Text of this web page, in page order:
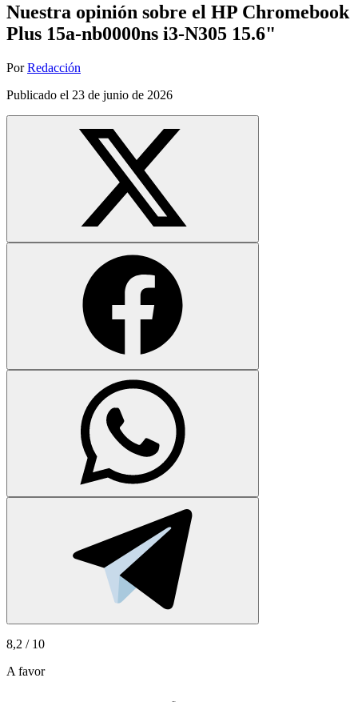
Nuestra opinión sobre el HP Chromebook
Plus 15a-nb0000ns i3-N305 15.6"
Por Redacción
Publicado el 23 de junio de 2026
8,2 / 10
A favor